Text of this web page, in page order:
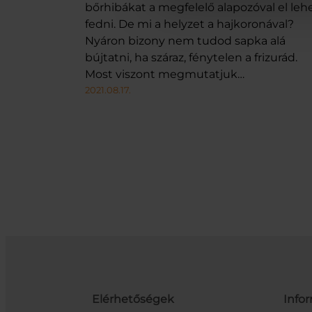
bőrhibákat a megfelelő alapozóval el
fedni. De mi a helyzet a hajkoronával?
Nyáron bizony nem tudod sapka alá
bújtatni, ha száraz, fénytelen a frizurád.
Most viszont megmutatjuk…
2021.08.17.
Elérhetőségek